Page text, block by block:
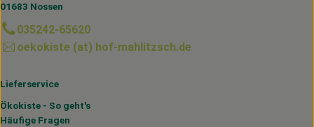
01683 Nossen
035242-65620
oekokiste (at) hof-mahlitzsch.de
Lieferservice
Ökokiste - So geht's
Häufige Fragen